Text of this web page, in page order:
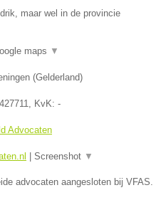
maar wel in de provincie
maps ▼
(Gelderland)
, KvK: -
Advocaten
| Screenshot ▼
advocaten aangesloten bij VFAS.